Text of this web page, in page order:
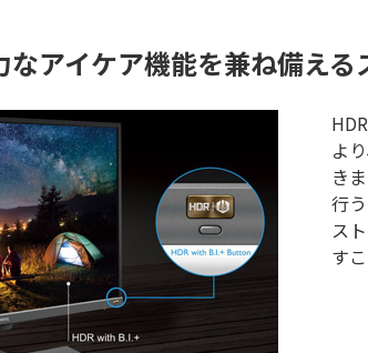
なアイケア機能を兼ね備え
よ
き
行
ス
す